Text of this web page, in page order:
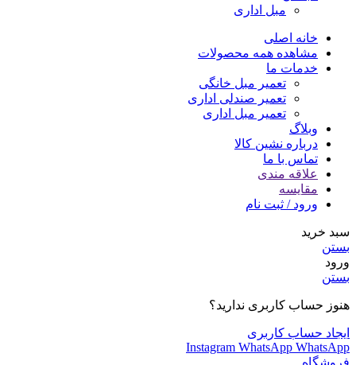
مبل اداری
خانه اصلی
مشاهده همه محصولات
خدمات ما
تعمیر مبل خانگی
تعمیر صندلی اداری
تعمیر مبل اداری
وبلاگ
درباره نشین کالا
تماس با ما
علاقه مندی
مقایسه
ورود / ثبت نام
سبد خرید
بستن
ورود
بستن
هنوز حساب کاربری ندارید؟
ایجاد حساب کاربری
Instagram WhatsApp WhatsApp